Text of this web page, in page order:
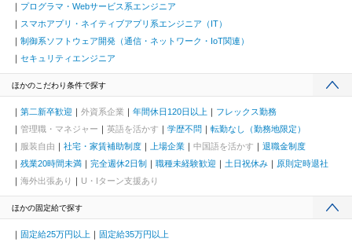
プログラマ・Webサービス系エンジニア
スマホアプリ・ネイティブアプリ系エンジニア（IT）
制御系ソフトウェア開発（通信・ネットワーク・IoT関連）
セキュリティエンジニア
ほかのこだわり条件で探す
第二新卒歓迎 外資系企業 年間休日120日以上
フレックス勤務
管理職・マネジャー
英語を活かす 学歴不問
転勤なし（勤務地限定）
服装自由
社宅・家賃補助制度 上場企業 中国語を活かす
退職金制度
残業20時間未満
完全週休2日制 職種未経験歓迎 土日祝休み
原則定時退社
海外出張あり
U・Iターン支援あり
ほかの固定給で探す
固定給25万円以上 固定給35万円以上